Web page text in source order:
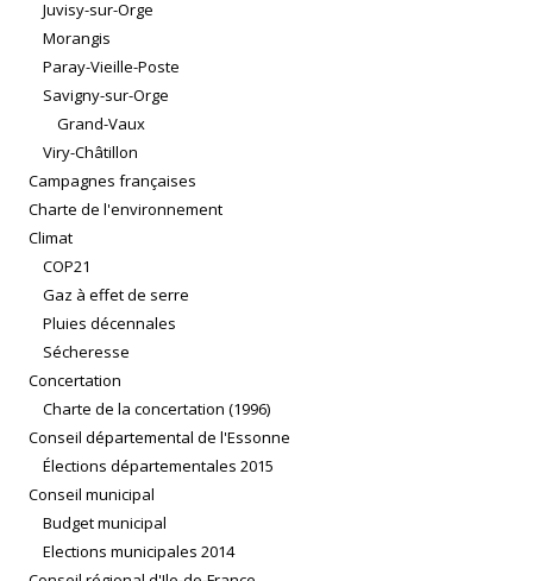
Juvisy-sur-Orge
Morangis
Paray-Vieille-Poste
Savigny-sur-Orge
Grand-Vaux
Viry-Châtillon
Campagnes françaises
Charte de l'environnement
Climat
COP21
Gaz à effet de serre
Pluies décennales
Sécheresse
Concertation
Charte de la concertation (1996)
Conseil départemental de l'Essonne
Élections départementales 2015
Conseil municipal
Budget municipal
Elections municipales 2014